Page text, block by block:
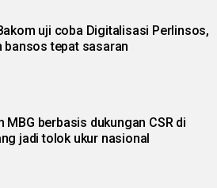
uji coba Digitalisasi Perlinsos,
bansos tepat sasaran
MBG berbasis dukungan CSR di
jadi tolok ukur nasional